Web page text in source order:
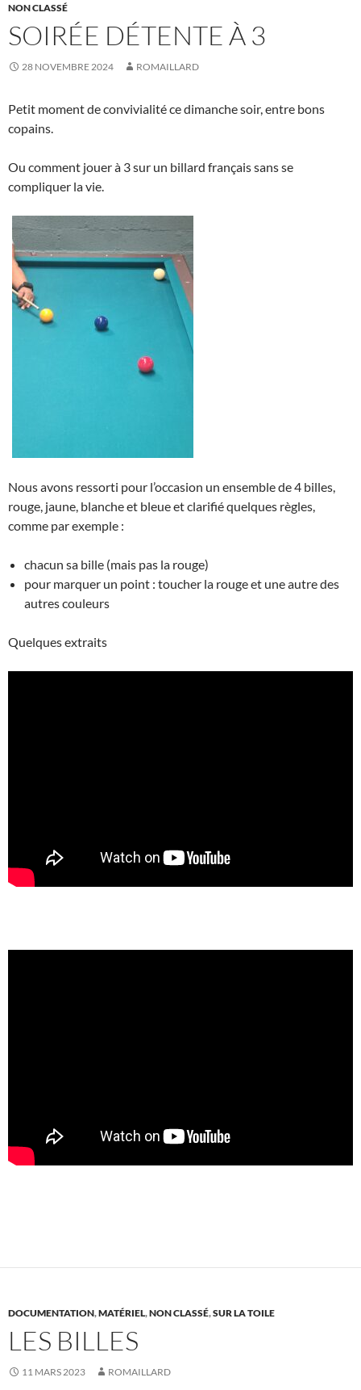
NON CLASSÉ
SOIRÉE DÉTENTE À 3
28 NOVEMBRE 2024 ROMAILLARD
Petit moment de convivialité ce dimanche soir, entre bons
copains.
Ou comment jouer à 3 sur un billard français sans se
compliquer la vie.
Nous avons ressorti pour l’occasion un ensemble de 4 billes,
rouge, jaune, blanche et bleue et clarifié quelques règles,
comme par exemple :
chacun sa bille (mais pas la rouge)
pour marquer un point : toucher la rouge et une autre des
autres couleurs
Quelques extraits
DOCUMENTATION,MATÉRIEL,NON CLASSÉ,SUR LA TOILE
LES BILLES
11 MARS 2023 ROMAILLARD